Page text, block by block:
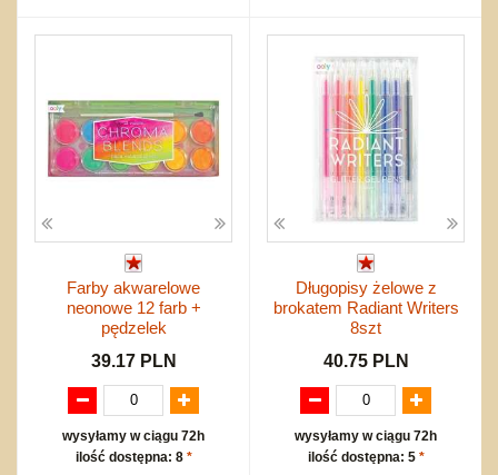
Farby akwarelowe
neonowe 12 farb +
pędzelek
39.17 PLN
wysyłamy w ciągu 72h
ilość dostępna: 8 *
Długopisy żelowe z
brokatem Radiant Writers
8szt
40.75 PLN
wysyłamy w ciągu 72h
ilość dostępna: 5 *